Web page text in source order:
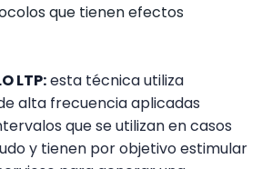
que tienen efectos
LTP:esta técnica utiliza
alta frecuencia aplicadas
que se utilizan en casos
y tienen por objetivo estimular